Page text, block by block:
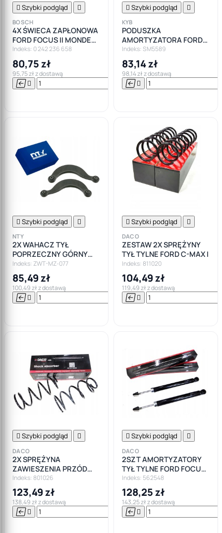
 Szybki podgląd 
BOSCH
4X ŚWIECA ZAPŁONOWA
FORD FOCUS II MONDEO
IV GALAXY S-MAX 1.8 2.0
Indeks: 0 242 236 658
80,75 zł
95,75 zł z dostawą
  

 Szybki podgląd 
KYB
PODUSZKA
AMORTYZATORA FORD
FOCUS MK2 II MK3 III
Indeks: SM5589
83,14 zł
98,14 zł z dostawą
 
 Szybki podgląd 
NTY
2X WAHACZ TYŁ
POPRZECZNY GÓRNY
FORD FOCUS I MK1,II MK2
, C-MAX "SIERP"
Indeks: ZWT-MZ-077
85,49 zł
100,49 zł z dostawą
  

 Szybki podgląd 
DACO
ZESTAW 2X SPRĘŻYNY
TYŁ TYLNE FORD C-MAX I
Indeks: 811020
104,49 zł
119,49 zł z dostawą
 
 Szybki podgląd 
DACO
2X SPRĘŻYNA
ZAWIESZENIA PRZÓD
FORD FOCUS C-MAX I
Indeks: 801026
123,49 zł
138,49 zł z dostawą
  

 Szybki podgląd 
DACO
2SZT AMORTYZATORY
TYŁ TYLNE FORD FOCUS
II MK2 HB !
Indeks: 562548
128,25 zł
143,25 zł z dostawą
 